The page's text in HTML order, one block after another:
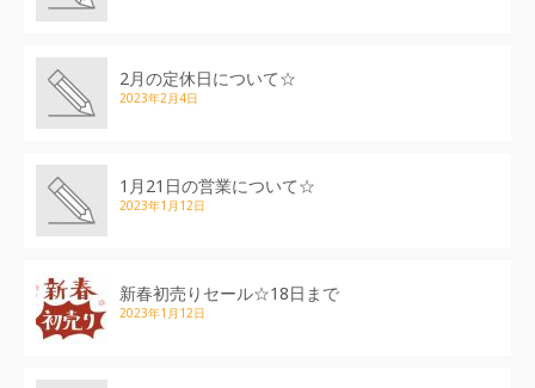
2月の定休日について☆
2023年2月4日
1月21日の営業について☆
2023年1月12日
新春初売りセール☆18日まで
2023年1月12日